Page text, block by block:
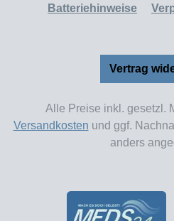
Batteriehinweise
Vertrag
Alle Preise inkl. gesetzl.
Versandkosten und ggf.
anders